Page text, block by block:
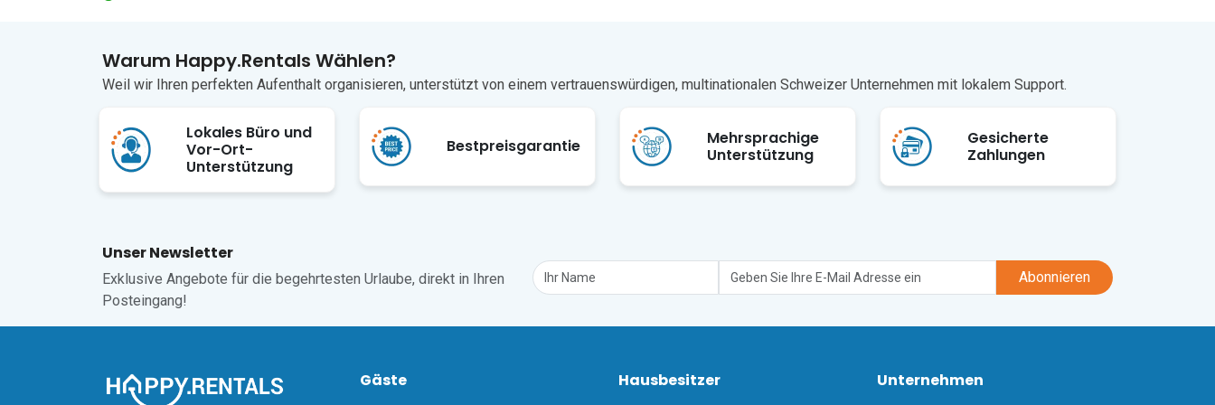
ebenfalls etwa 20 Autominuten entfernt. Zwischen den Wasserfällen auf der einen Seite und der Adria auf der anderen Seite bietet
jeder Tag zwei Ausflugsmöglichkeiten zur Auswahl.
Warum Happy.Rentals Wählen?
Weil wir Ihren perfekten Aufenthalt organisieren, unterstützt von einem vertrauenswürdigen, multinationalen Schweizer Unternehmen mit lokalem Support.
Lokales Büro und
Vor-Ort-
Unterstützung
Bestpreisgarantie
Mehrsprachige
Unterstützung
Gesicherte
Zahlungen
Unser Newsletter
Exklusive Angebote für die begehrtesten Urlaube, direkt in Ihren
Posteingang!
Abonnieren
Gäste Hausbesitzer Unternehmen